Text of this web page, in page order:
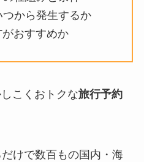
から発生するか
おすすめか
こくおトクな旅行予約
けで数百もの国内・海